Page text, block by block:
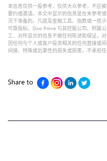
本信息仅供一般参考，仅供大众参考，不应
要约或邀请。本文中显示的信息是在未参考
况下准备的。凡提及金融工具、指数或一揽
可靠指标。Doo Prime 与其控股公司、附属
工、对所显示的信息不做任何陈述和保证，
因任何与个人或客户投资相关的任何直接或
间接、特殊或后果性的损失或损害，不承担任
Share to